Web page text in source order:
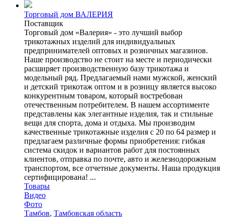
Торговый дом ВАЛЕРИЯ
Поставщик
Торговый дом «Валерия» - это лучший выбор
трикотажных изделий для индивидуальных
предпринимателей оптовых и розничных магазинов.
Наше производство не стоит на месте и периодически
расширяет производственную базу трикотажа и
модельный ряд. Предлагаемый нами мужской, женский
и детский трикотаж оптом и в розницу является высоко
конкурентным товаром, который востребован
отечественным потребителем. В нашем ассортименте
представлены как элегантные изделия, так и стильные
вещи для спорта, дома и отдыха. Мы производим
качественные трикотажные изделия с 20 по 64 размер и
предлагаем различные формы приобретения: гибкая
система скидок и вариантов работ для постоянных
клиентов, отправка по почте, авто и железнодорожным
транспортом, все отчетные документы. Наша продукция
сертифицирована! ...
Товары
Видео
Фото
Тамбов, Тамбовская область